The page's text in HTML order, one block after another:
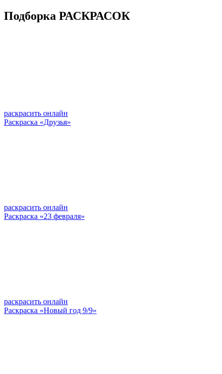
Подборка РАСКРАСОК
раскрасить онлайн
Раскраска «Друзья»
раскрасить онлайн
Раскраска «23 февраля»
раскрасить онлайн
Раскраска «Новый год 9/9»